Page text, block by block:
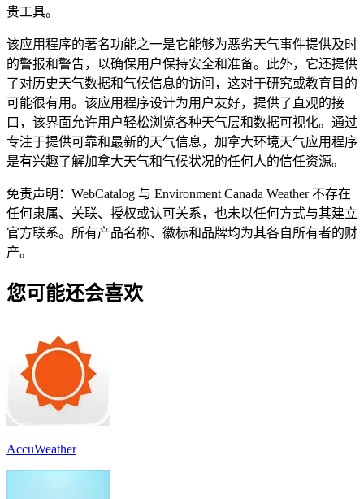
贵工具。
该应用程序的著名功能之一是它能够为恶劣天气事件提供及时
的警报和警告，以确保用户保持安全和准备。此外，它还提供
了对历史天气数据和气候信息的访问，这对于研究或教育目的
可能很有用。该应用程序设计为用户友好，提供了直观的接
口，该界面允许用户轻松浏览各种天气层和数据可视化。通过
专注于提供可靠和最新的天气信息，加拿大环境天气应用程序
是有兴趣了解加拿大天气和气候状况的任何人的信任资源。
免责声明：WebCatalog 与 Environment Canada Weather 不存在
任何隶属、关联、授权或认可关系，也未以任何方式与其建立
官方联系。所有产品名称、徽标和品牌均为其各自所有者的财
产。
您可能还会喜欢
AccuWeather